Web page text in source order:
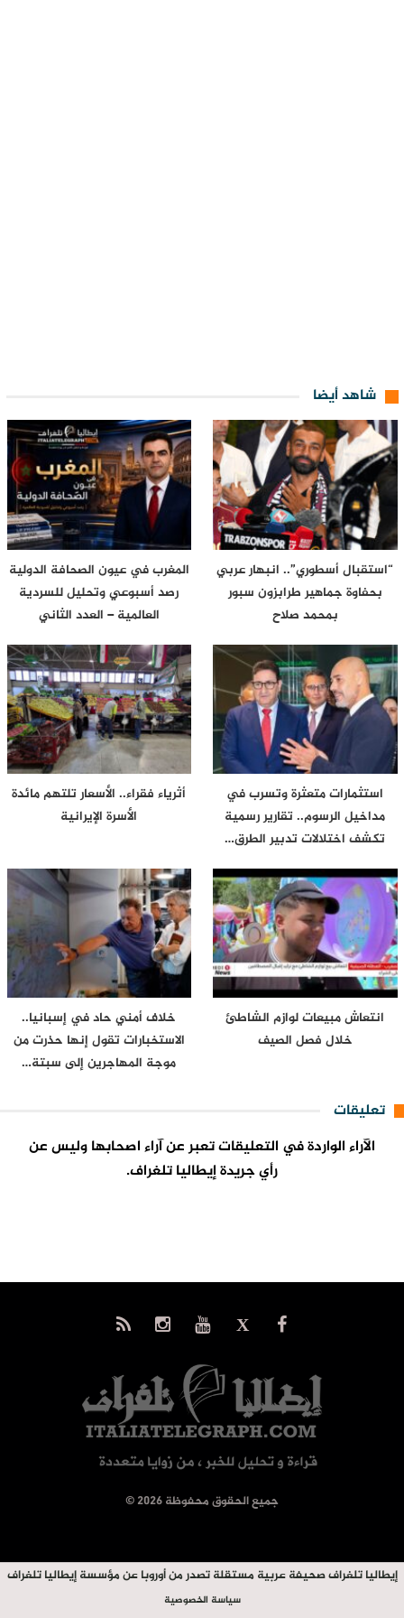
شاهد أيضا
“استقبال أسطوري”.. انبهار عربي
بحفاوة جماهير طرابزون سبور
بمحمد صلاح
المغرب في عيون الصحافة الدولية
رصد أسبوعي وتحليل للسردية
العالمية – العدد الثاني
استثمارات متعثرة وتسرب في
مداخيل الرسوم.. تقارير رسمية
تكشف اختلالات تدبير الطرق…
أثرياء فقراء.. الأسعار تلتهم مائدة
الأسرة الإيرانية
انتعاش مبيعات لوازم الشاطئ
خلال فصل الصيف
خلاف أمني حاد في إسبانيا..
الاستخبارات تقول إنها حذرت من
موجة المهاجرين إلى سبتة…
تعليقات
الآراء الواردة في التعليقات تعبر عن آراء اصحابها وليس عن
رأي جريدة إيطاليا تلغراف.
© جميع الحقوق محفوظة 2026
إيطاليا تلغراف صحيفة عربية مستقلة تصدر من أوروبا عن مؤسسة إيطاليا تلغراف
سياسة الخصوصية